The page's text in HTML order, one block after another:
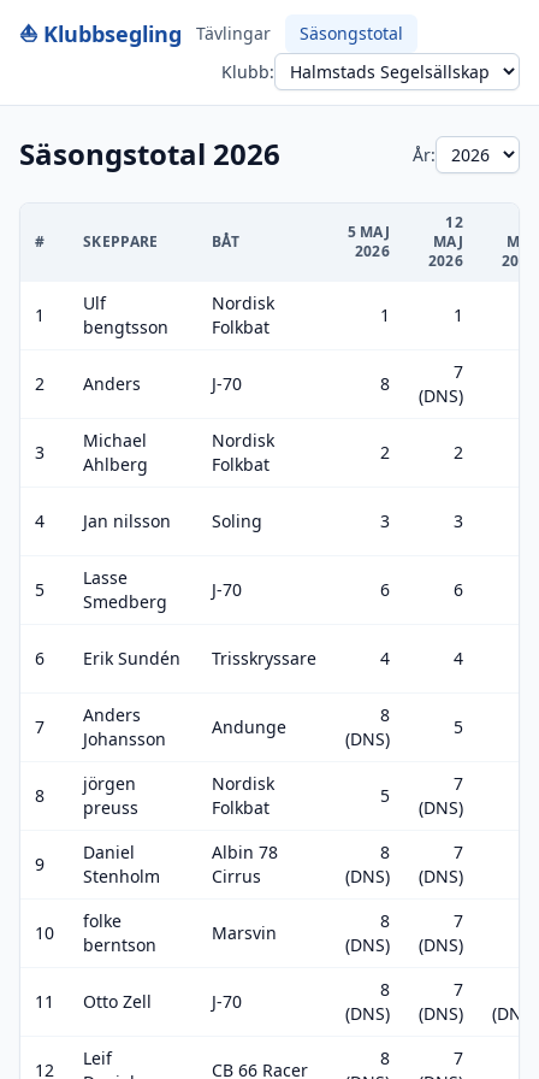
⛵ Klubbsegling Tävlingar
Säsongstotal
Klubb:
Säsongstotal 2026 År:
# SKEPPARE BÅT
5 MAJ
2026
12
MAJ
2026
MAJ
2026
1
Ulf
bengtsson
Nordisk
Folkbat
1 1
2 Anders J-70 8
7
(DNS)
3
Michael
Ahlberg
Nordisk
Folkbat
2 2
4 Jan nilsson Soling 3 3
5
Lasse
Smedberg
J-70 6 6
6 Erik Sundén Trisskryssare 4 4
7
Anders
Johansson
Andunge
8
(DNS)
5
8
jörgen
preuss
Nordisk
Folkbat
5
7
(DNS)
9
Daniel
Stenholm
Albin 78
Cirrus
8
(DNS)
7
(DNS)
10
folke
berntson
Marsvin
8
(DNS)
7
(DNS)
11 Otto Zell J-70
8
(DNS)
7
(DNS)
(DNS)
12
Leif
CB 66 Racer
8
7